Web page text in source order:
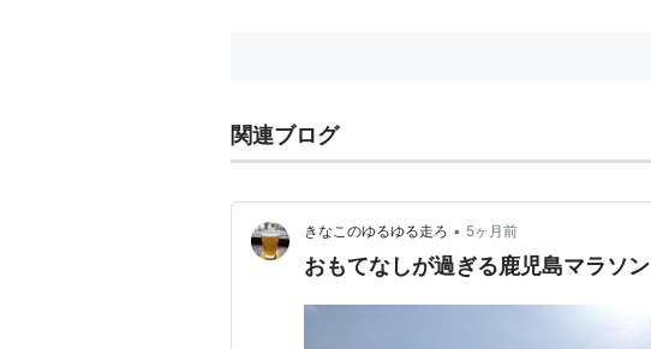
関連ブログ
きなこのゆるゆる走ろ • 5ヶ月前
おもてなしが過ぎる鹿児島マラソン